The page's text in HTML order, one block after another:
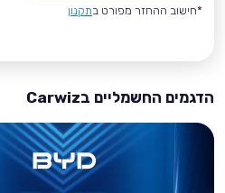
*חישוב ההחזר מפורט בתקנון
הדגמים החשמליים בCarwiz